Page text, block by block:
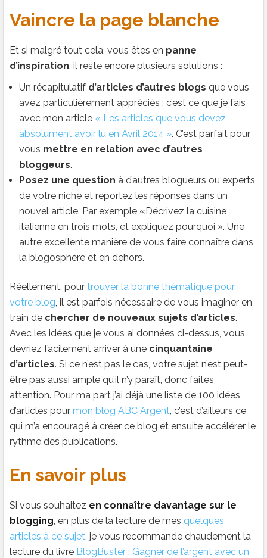
Vaincre la page blanche
Et si malgré tout cela, vous êtes en panne
d’inspiration, il reste encore plusieurs solutions :
Un récapitulatif d’articles d’autres blogs que vous
avez particulièrement appréciés : c’est ce que je fais
avec mon article « Les articles que vous devez
absolument avoir lu en Avril 2014 ». C’est parfait pour
vous mettre en relation avec d’autres
bloggeurs.
Posez une question à d’autres blogueurs ou experts
de votre niche et reportez les réponses dans un
nouvel article. Par exemple «Décrivez la cuisine
italienne en trois mots, et expliquez pourquoi ». Une
autre excellente manière de vous faire connaître dans
la blogosphère et en dehors.
Réellement, pour trouver la bonne thématique pour
votre blog, il est parfois nécessaire de vous imaginer en
train de chercher de nouveaux sujets d’articles.
Avec les idées que je vous ai données ci-dessus, vous
devriez facilement arriver à une cinquantaine
d’articles. Si ce n’est pas le cas, votre sujet n’est peut-
être pas aussi ample qu’il n’y paraît, donc faites
attention. Pour ma part j’ai déjà une liste de 100 idées
d’articles pour mon blog ABC Argent, c’est d’ailleurs ce
qui m’a encouragé à créer ce blog et ensuite accélérer le
rythme des publications.
En savoir plus
Si vous souhaitez en connaître davantage sur le
blogging, en plus de la lecture de mes quelques
articles à ce sujet, je vous recommande chaudement la
lecture du livre BlogBuster : Gagner de l’argent avec un